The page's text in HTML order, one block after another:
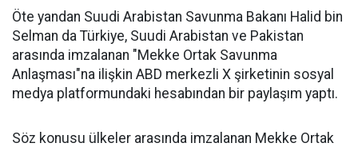
Öte yandan Suudi Arabistan Savunma Bakanı Halid bin
Selman da Türkiye, Suudi Arabistan ve Pakistan
arasında imzalanan "Mekke Ortak Savunma
Anlaşması"na ilişkin ABD merkezli X şirketinin sosyal
medya platformundaki hesabından bir paylaşım yaptı.
Söz konusu ülkeler arasında imzalanan Mekke Ortak